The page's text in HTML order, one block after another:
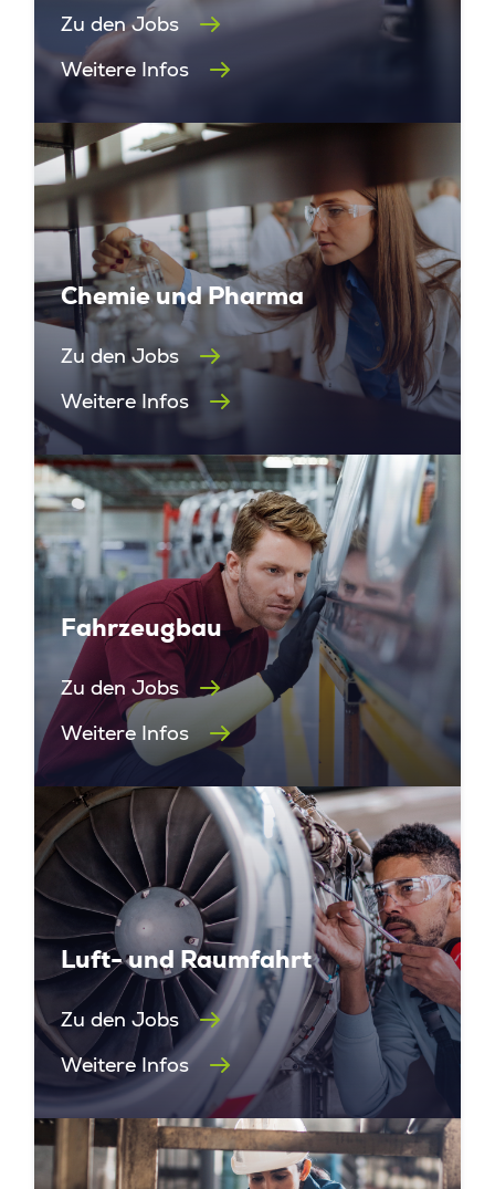
Zu den Jobs
Weitere Infos
Chemie und Pharma
Zu den Jobs
Weitere Infos
Fahrzeugbau
Zu den Jobs
Weitere Infos
Luft- und Raumfahrt
Zu den Jobs
Weitere Infos